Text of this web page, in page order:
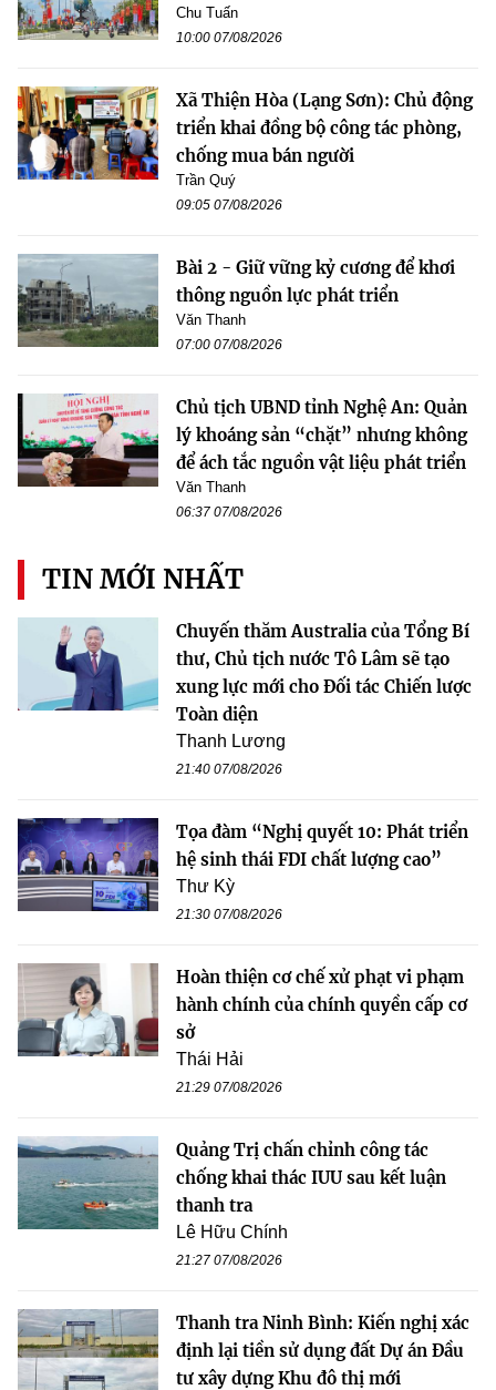
Chu Tuấn
10:00 07/08/2026
Xã Thiện Hòa (Lạng Sơn): Chủ động
triển khai đồng bộ công tác phòng,
chống mua bán người
Trần Quý
09:05 07/08/2026
Bài 2 - Giữ vững kỷ cương để khơi
thông nguồn lực phát triển
Văn Thanh
07:00 07/08/2026
Chủ tịch UBND tỉnh Nghệ An: Quản
lý khoáng sản “chặt” nhưng không
để ách tắc nguồn vật liệu phát triển
Văn Thanh
06:37 07/08/2026
TIN MỚI NHẤT
Chuyến thăm Australia của Tổng Bí
thư, Chủ tịch nước Tô Lâm sẽ tạo
xung lực mới cho Đối tác Chiến lược
Toàn diện
Thanh Lương
21:40 07/08/2026
Tọa đàm “Nghị quyết 10: Phát triển
hệ sinh thái FDI chất lượng cao”
Thư Kỳ
21:30 07/08/2026
Hoàn thiện cơ chế xử phạt vi phạm
hành chính của chính quyền cấp cơ
sở
Thái Hải
21:29 07/08/2026
Quảng Trị chấn chỉnh công tác
chống khai thác IUU sau kết luận
thanh tra
Lê Hữu Chính
21:27 07/08/2026
Thanh tra Ninh Bình: Kiến nghị xác
định lại tiền sử dụng đất Dự án Đầu
tư xây dựng Khu đô thị mới